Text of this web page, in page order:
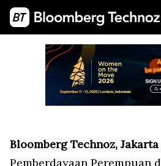
Bloomberg Technoz, Jakarta
Pemberdayaan Perempuan